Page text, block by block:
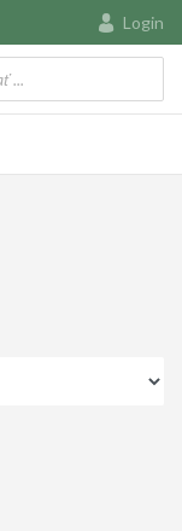
Login